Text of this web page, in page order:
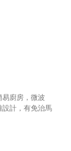
易廚房，微波
設計，有免治馬